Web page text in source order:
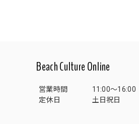
Beach Culture Online
営業時間
11:00～16:00
定休日
土日祝日